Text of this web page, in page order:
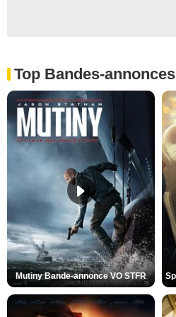
Top Bandes-annonces
Mutiny Bande-annonce VO STFR